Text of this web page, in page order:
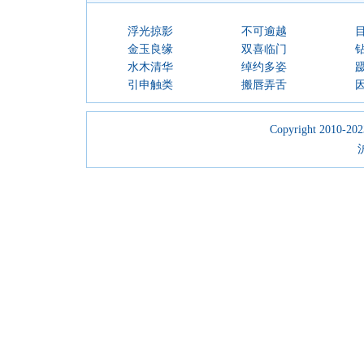
浮光掠影 不可逾越
金玉良缘
双喜临门
水木清华
绰约多姿
引申触类
搬唇弄舌
Copyright 2010-